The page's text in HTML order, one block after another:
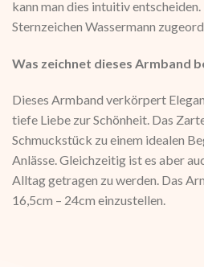
kann man dies intuitiv
Sternzeichen Wassermann
Was zeichnet dieses Armband
Dieses Armband verkörpert
tiefe Liebe zur Schönheit. Das
Schmuckstück zu einem idealen
Anlässe. Gleichzeitig ist es aber
Alltag getragen zu werden. Das
16,5cm – 24cm einzustellen.